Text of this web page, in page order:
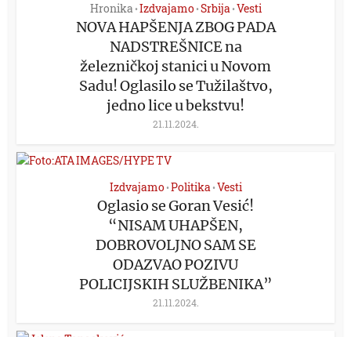
Hronika •Izdvajamo •Srbija •Vesti
NOVA HAPŠENJA ZBOG PADA
NADSTREŠNICE na
železničkoj stanici u Novom
Sadu! Oglasilo se Tužilaštvo,
jedno lice u bekstvu!
21.11.2024.
Izdvajamo •Politika •Vesti
Oglasio se Goran Vesić!
“NISAM UHAPŠEN,
DOBROVOLJNO SAM SE
ODAZVAO POZIVU
POLICIJSKIH SLUŽBENIKA”
21.11.2024.